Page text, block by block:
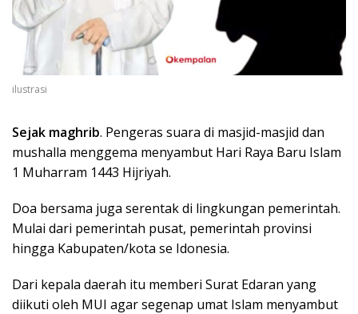
ilustrasi
Sejak maghrib. Pengeras suara di masjid-masjid dan
mushalla menggema menyambut Hari Raya Baru Islam
1 Muharram 1443 Hijriyah.
Doa bersama juga serentak di lingkungan pemerintah.
Mulai dari pemerintah pusat, pemerintah provinsi
hingga Kabupaten/kota se Idonesia.
Dari kepala daerah itu memberi Surat Edaran yang
diikuti oleh MUI agar segenap umat Islam menyambut